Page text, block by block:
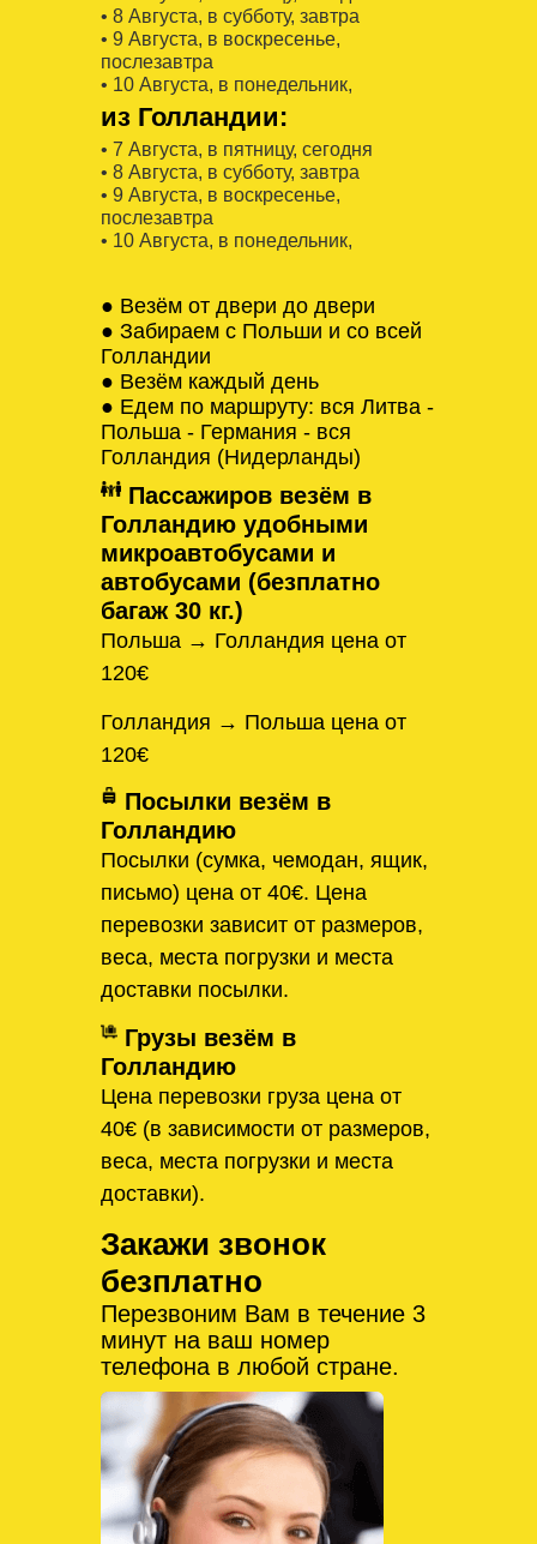
• 8 Августa, в субботу, завтра
• 9 Августa, в воскресенье,
послезавтра
• 10 Августa, в понедельник,
из Голландии:
• 7 Августa, в пятницу, сегодня
• 8 Августa, в субботу, завтра
• 9 Августa, в воскресенье,
послезавтра
• 10 Августa, в понедельник,
● Везём от двери до двери
● Забираем с Польши и со всей
Голландии
● Везём каждый день
● Едем по маршруту: вся Литва -
Польша - Германия - вся
Голландия (Нидерланды)
Пассажиров везём в
Голландию удобными
микроавтобусами и
автобусами (безплатно
багаж 30 кг.)
Польша → Голландия цена от
120€
Голландия → Польша цена от
120€
Посылки везём в
Голландию
Посылки (сумка, чемодан, ящик,
письмо) цена от 40€. Цена
перевозки зависит от размеров,
веса, места погрузки и места
доставки посылки.
Грузы везём в
Голландию
Цена перевозки груза цена от
40€ (в зависимости от размеров,
веса, места погрузки и места
доставки).
Закажи звонок
безплатно
Перезвоним Вам в течение 3
минут на ваш номер
телефона в любой стране.